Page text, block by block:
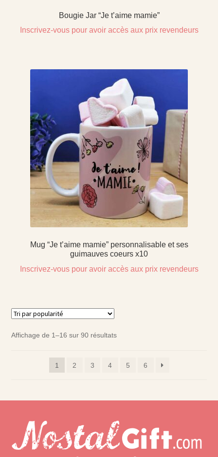
Bougie Jar “Je t’aime mamie”
Inscrivez-vous pour avoir accès aux prix revendeurs
Mug “Je t’aime mamie” personnalisable et ses
guimauves coeurs x10
Inscrivez-vous pour avoir accès aux prix revendeurs
Affichage de 1–16 sur 90 résultats
1 2 3 4 5 6